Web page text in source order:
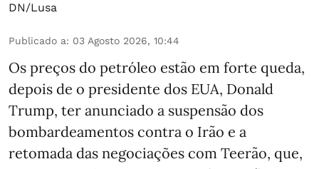
DN/Lusa
Publicado a: 03 Agosto 2026, 10:44
Os preços do petróleo estão em forte queda,
depois de o presidente dos EUA, Donald
Trump, ter anunciado a suspensão dos
bombardeamentos contra o Irão e a
retomada das negociações com Teerão, que,